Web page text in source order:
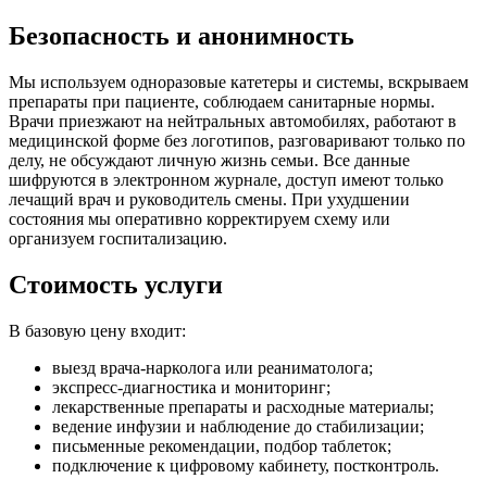
Безопасность и анонимность
Мы используем одноразовые катетеры и системы, вскрываем
препараты при пациенте, соблюдаем санитарные нормы.
Врачи приезжают на нейтральных автомобилях, работают в
медицинской форме без логотипов, разговаривают только по
делу, не обсуждают личную жизнь семьи. Все данные
шифруются в электронном журнале, доступ имеют только
лечащий врач и руководитель смены. При ухудшении
состояния мы оперативно корректируем схему или
организуем госпитализацию.
Стоимость услуги
В базовую цену входит:
выезд врача-нарколога или реаниматолога;
экспресс-диагностика и мониторинг;
лекарственные препараты и расходные материалы;
ведение инфузии и наблюдение до стабилизации;
письменные рекомендации, подбор таблеток;
подключение к цифровому кабинету, постконтроль.